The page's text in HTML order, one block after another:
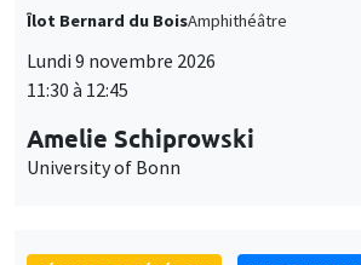
Îlot Bernard du BoisAmphithéâtre
Lundi 9 novembre 2026
11:30 à 12:45
Amelie Schiprowski
University of Bonn